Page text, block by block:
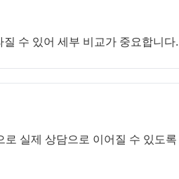
수 있어 세부 비교가 중요합니다.
실제 상담으로 이어질 수 있도록